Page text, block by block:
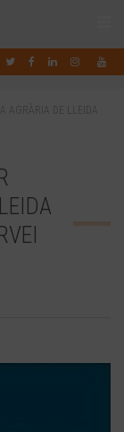
AGRÀRIA DE LLEIDA